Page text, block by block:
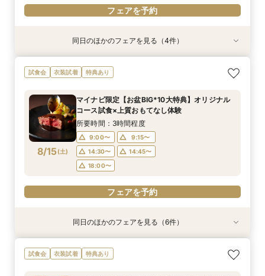
フェアを予約
特典あり
8/14(金)
【10名～におすすめ*少人数W】挙式×会食プラ
ン×おもてなし体験
10:00〜
11:00〜
12:00〜
14:00〜
15:00〜
フェアを予約
衣装試着 特典あり
8/14(金)
【大切な家族のペットと一緒に】限定特典付*
ペットW安心相談会
10:00〜
11:00〜
12:00〜
14:00〜
15:00〜
フェアを予約
衣装試着 特典あり
8/14(金)
＜初めての式場見学＞心躍る花嫁の第一歩♪ゆっ
たり相談＆見学会
10:00〜
11:00〜
12:00〜
14:00〜
15:00〜
フェアを予約
8/14(金)
【遠方の方◎オンライン相談会】スマホで簡単！
豪華5大特典付き
10:00〜
11:00〜
12:00〜
14:00〜
15:00〜
フェアを予約
同日のほかのフェアを見る（4件）
試食会 衣装試着 特典あり
8/15(土)
マイナビ限定【お盆BIG*10大特典】オリジナル
コース試食×上質おもてなし体験
所要時間：3時間程度
9:00〜
9:15〜
14:30〜
14:45〜
18:00〜
フェアを予約
衣装試着 特典あり 動画あり
＜初めての式場見学＞心躍る花嫁の第一歩♪ゆっ
たり相談＆見学会
衣装試着 特典あり
【10名～におすすめ*少人数W★】挙式×贅沢試
食×おもてなし体験
衣装試着 特典あり
大好評♪ペット婚【支持率NO,1】ペットも安心
W*相談会
【遠方の方◎オンライン相談会】スマホで簡単！
豪華5大特典付き
衣装試着 特典あり
【料理重視の方◎】シェフ渾身コース試食＆おも
てなし料理特典
衣装試着 特典あり
「即決ナシ」予算のリアル大公開！本番コーデ×
人気ドレス優待付
同日のほかのフェアを見る（6件）
試食会 衣装試着 特典あり